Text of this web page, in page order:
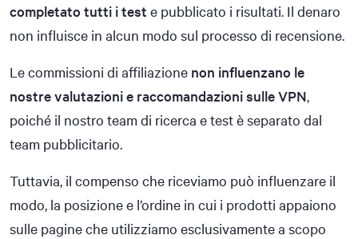
completato tutti i test e pubblicato i risultati. Il denaro
non influisce in alcun modo sul processo di recensione.
Le commissioni di affiliazione non influenzano le
nostre valutazioni e raccomandazioni sulle VPN,
poiché il nostro team di ricerca e test è separato dal
team pubblicitario.
Tuttavia, il compenso che riceviamo può influenzare il
modo, la posizione e l’ordine in cui i prodotti appaiono
sulle pagine che utilizziamo esclusivamente a scopo